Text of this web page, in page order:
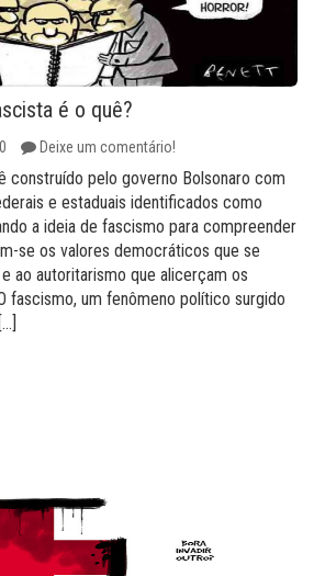
é o quê?
Deixe um comentário!
construído pelo governo Bolsonaro com
e estaduais identificados como
a ideia de fascismo para compreender
se os valores democráticos que se
ao autoritarismo que alicerçam os
fascismo, um fenômeno político surgido